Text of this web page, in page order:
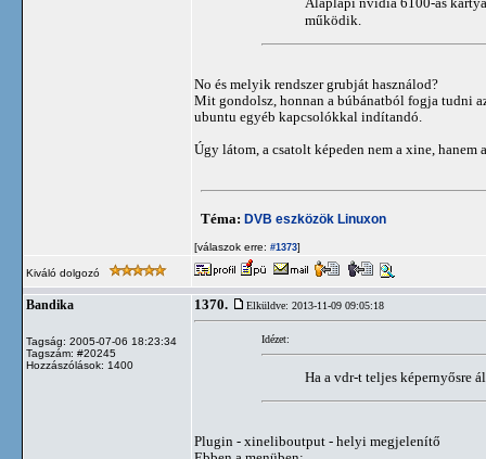
működik.
No és melyik rendszer grubját használod?
Mit gondolsz, honnan a búbánatból fogja tudni
ubuntu egyéb kapcsolókkal indítandó.
Úgy látom, a csatolt képeden nem a xine,
Téma: DVB eszközök Linuxon
[válaszok erre: #1373]
Kiváló dolgozó
Bandika
Tagság: 2005-07-06 18:23:34
Tagszám: #20245
Hozzászólások: 1400
1370. Elküldve: 2013-11-09 09:05:18
Idézet:
Ha a vdr-t teljes képernyősre
Plugin - xineliboutput - helyi megjelenítő